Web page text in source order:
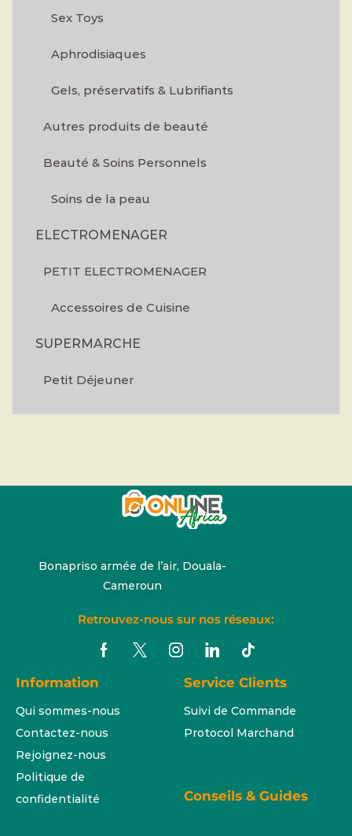
Sex Toys
Aphrodisiaques
Gels, préservatifs & Lubrifiants
Autres produits de beauté
Beauté & Soins Personnels
Soins de la peau
ELECTROMENAGER
PETIT ELECTROMENAGER
Accessoires de Cuisine
SUPERMARCHE
Petit Déjeuner
Bonapriso armée de l’air, Douala-
Cameroun
Retrouvez-nous sur nos réseaux:
Information
Qui sommes-nous
Contactez-nous
Rejoignez-nous
Politique de
confidentialité
Service Clients
Suivi de Commande
Protocol Marchand
Conseils & Guides